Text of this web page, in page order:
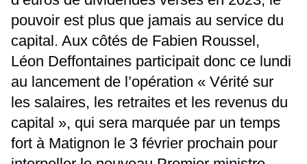
pouvoir est plus que jamais au service du
capital. Aux côtés de Fabien Roussel,
Léon Deffontaines participait donc ce lundi
au lancement de l’opération « Vérité sur
les salaires, les retraites et les revenus du
capital », qui sera marquée par un temps
fort à Matignon le 3 février prochain pour